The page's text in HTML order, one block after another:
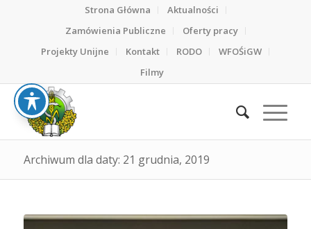
Strona Główna
Aktualności
Zamówienia Publiczne
Oferty pracy
Projekty Unijne
Kontakt RODO
WFOŚiGW
Filmy
Archiwum dla daty: 21 grudnia, 2019